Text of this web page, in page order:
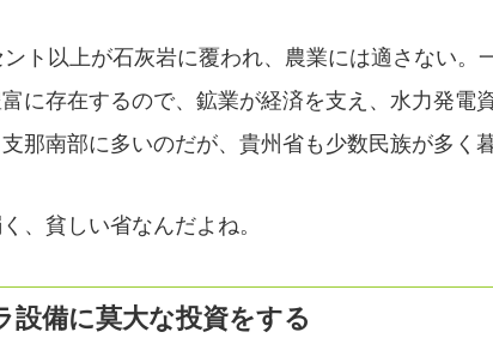
ト以上が石灰岩に覆われ、農業には適さない。
に存在するので、鉱業が経済を支え、水力発電
那南部に多いのだが、貴州省も少数民族が多く
、貧しい省なんだよね。
設備に莫大な投資をする